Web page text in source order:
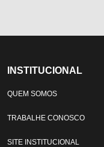
INSTITUCIONAL
QUEM SOMOS
TRABALHE CONOSCO
SITE INSTITUCIONAL